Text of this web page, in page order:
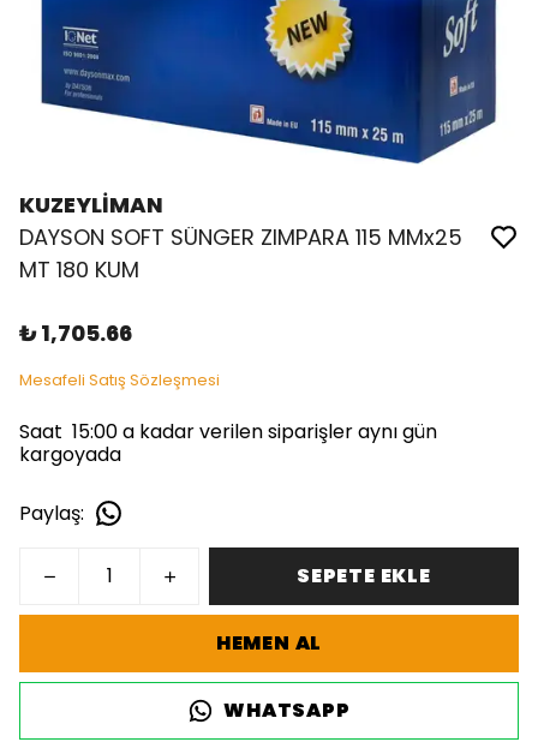
KUZEYLİMAN
DAYSON SOFT SÜNGER ZIMPARA 115 MMx25
MT 180 KUM
₺ 1,705.66
Mesafeli Satış Sözleşmesi
Saat 15:00 a kadar verilen siparişler aynı gün
kargoyada
Paylaş:
SEPETE EKLE
HEMEN AL
WHATSAPP